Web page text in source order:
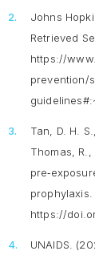
Johns
Retrieved
https://
prevention/
Tan, D. H.
Thomas,
prophylaxis.
https://
UNAIDS.